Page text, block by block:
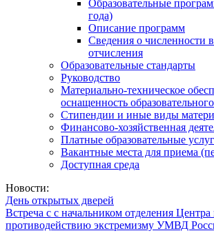
Образовательные
года)
Описание программ
Сведения о численности
отчисления
Образовательные стандарты
Руководство
Материально-техническое
оснащенность
Стипендии и иные виды
Финансово-хозяйственная
Платные образовательные
Вакантные места для приема
Доступная среда
Новости:
День открытых дверей
Встреча с с начальником отделения Центра
противодействию экстремизму УМВД